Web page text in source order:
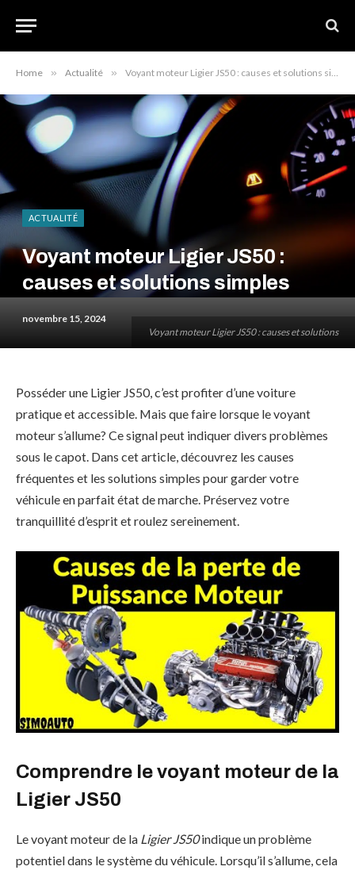
Home » Actualité » Voyant moteur Ligier JS50 : causes et solutions simples
Voyant moteur Ligier JS50 : causes et solutions
ACTUALITÉ
Voyant moteur Ligier JS50 :
causes et solutions simples
novembre 15, 2024
Posséder une Ligier JS50, c’est profiter d’une voiture
pratique et accessible. Mais que faire lorsque le voyant
moteur s’allume? Ce signal peut indiquer divers problèmes
sous le capot. Dans cet article, découvrez les causes
fréquentes et les solutions simples pour garder votre
véhicule en parfait état de marche. Préservez votre
tranquillité d’esprit et roulez sereinement.
Comprendre le voyant moteur de la
Ligier JS50
Le voyant moteur de la Ligier JS50indique un problème
potentiel dans le système du véhicule. Lorsqu’il s’allume, cela